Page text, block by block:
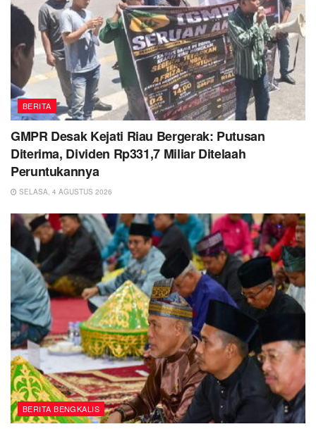
BERITA
GMPR Desak Kejati Riau Bergerak: Putusan
Diterima, Dividen Rp331,7 Miliar Ditelaah
Peruntukannya
SELASA, 4 AGUSTUS 2026
BERITA BENGKALIS